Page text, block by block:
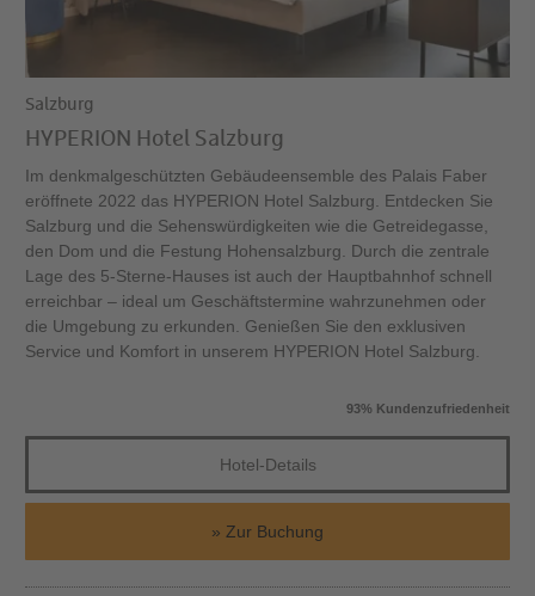
Salzburg
HYPERION Hotel Salzburg
Im denkmalgeschützten Gebäudeensemble des Palais Faber
eröffnete 2022 das HYPERION Hotel Salzburg. Entdecken Sie
Salzburg und die Sehenswürdigkeiten wie die Getreidegasse,
den Dom und die Festung Hohensalzburg. Durch die zentrale
Lage des 5-Sterne-Hauses ist auch der Hauptbahnhof schnell
erreichbar – ideal um Geschäftstermine wahrzunehmen oder
die Umgebung zu erkunden. Genießen Sie den exklusiven
Service und Komfort in unserem HYPERION Hotel Salzburg.
93% Kundenzufriedenheit
Hotel-Details
Zur Buchung